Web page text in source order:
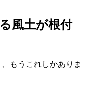
風土が根付
もうこれしかありま